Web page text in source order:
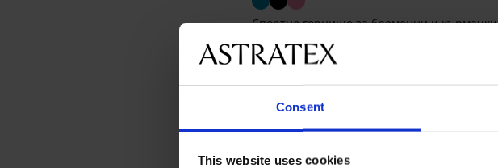
Consent
This website uses cookies
Спортно горнище за бременни и кърмачки
Намаление
39,59 € (77,43 лв.)